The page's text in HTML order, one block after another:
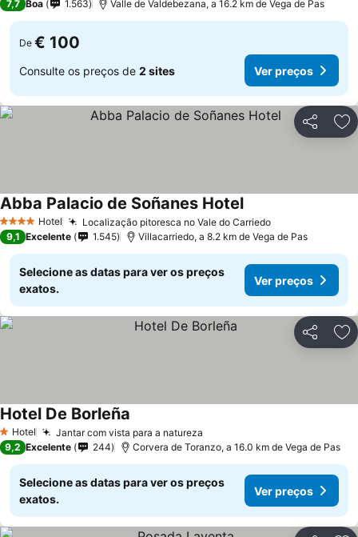
7,7 Boa 1.563 Valle de Valdebezana, a 16.2 km de Vega de Pas
De € 100
Consulte os preços de 2 sites Ver preços
Partilhar
4 EstrelasHotel Localização pitoresca no Vale do Carriedo
Abba Palacio de Soñanes Hotel
9,1 Excelente 1.545 Villacarriedo, a 8.2 km de Vega de Pas
Selecione as datas para ver os preços
exatos.
Ver preços
Partilhar
1 Estrelas
Hotel Jantar com vista para a natureza
Hotel De Borleña
9,2 Excelente 244 Corvera de Toranzo, a 16.0 km de Vega de Pas
Selecione as datas para ver os preços
exatos.
Ver preços